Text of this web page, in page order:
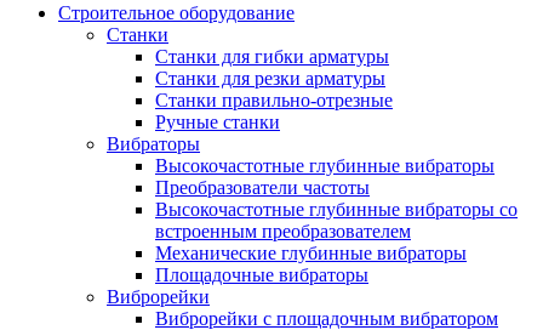
Строительное оборудование
Станки
Станки для гибки арматуры
Станки для резки арматуры
Станки правильно-отрезные
Ручные станки
Вибраторы
Высокочастотные глубинные вибраторы
Преобразователи частоты
Высокочастотные глубинные вибраторы со
встроенным преобразователем
Механические глубинные вибраторы
Площадочные вибраторы
Виброрейки
Виброрейки с площадочным вибратором